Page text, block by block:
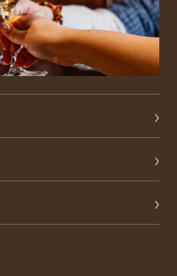
›
›
›